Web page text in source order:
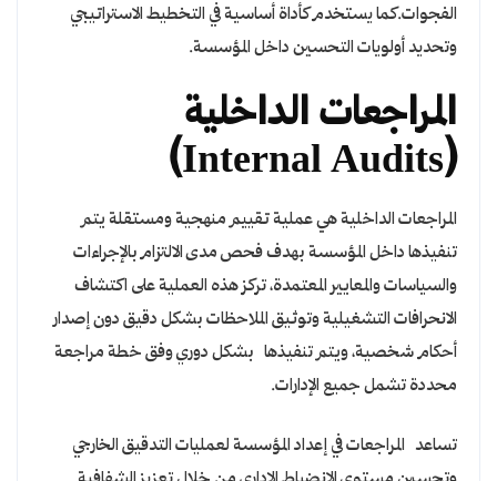
الفجوات.كما يستخدم كأداة أساسية في التخطيط الاستراتيجي
وتحديد أولويات التحسين داخل المؤسسة.
المراجعات الداخلية
(Internal Audits)
المراجعات الداخلية هي عملية تقييم منهجية ومستقلة يتم
تنفيذها داخل المؤسسة بهدف فحص مدى الالتزام بالإجراءات
والسياسات والمعايير المعتمدة، تركز هذه العملية على اكتشاف
الانحرافات التشغيلية وتوثيق الملاحظات بشكل دقيق دون إصدار
أحكام شخصية، ويتم تنفيذها بشكل دوري وفق خطة مراجعة
محددة تشمل جميع الإدارات.
تساعد المراجعات في إعداد المؤسسة لعمليات التدقيق الخارجي